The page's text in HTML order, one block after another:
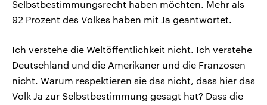
Selbstbestimmungsrecht haben möchten. Mehr als
92 Prozent des Volkes haben mit Ja geantwortet.
Ich verstehe die Weltöffentlichkeit nicht. Ich verstehe
Deutschland und die Amerikaner und die Franzosen
nicht. Warum respektieren sie das nicht, dass hier das
Volk Ja zur Selbstbestimmung gesagt hat? Dass die